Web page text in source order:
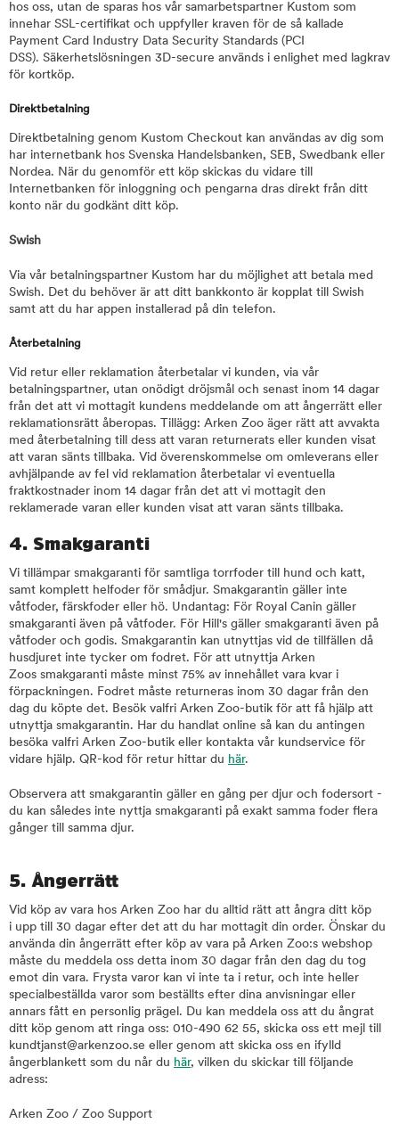
hos oss, utan de sparas hos vår samarbetspartner Kustom som
innehar SSL-certifikat och uppfyller kraven för de så kallade
Payment Card Industry Data Security Standards (PCI
DSS). Säkerhetslösningen 3D-secure används i enlighet med lagkrav
för kortköp.
Direktbetalning
Direktbetalning genom Kustom Checkout kan användas av dig som
har internetbank hos Svenska Handelsbanken, SEB, Swedbank eller
Nordea. När du genomför ett köp skickas du vidare till
Internetbanken för inloggning och pengarna dras direkt från ditt
konto när du godkänt ditt köp.
Swish
Via vår betalningspartner Kustom har du möjlighet att betala med
Swish. Det du behöver är att ditt bankkonto är kopplat till Swish
samt att du har appen installerad på din telefon.
Återbetalning
Vid retur eller reklamation återbetalar vi kunden, via vår
betalningspartner, utan onödigt dröjsmål och senast inom 14 dagar
från det att vi mottagit kundens meddelande om att ångerrätt eller
reklamationsrätt åberopas. Tillägg: Arken Zoo äger rätt att avvakta
med återbetalning till dess att varan returnerats eller kunden visat
att varan sänts tillbaka. Vid överenskommelse om omleverans eller
avhjälpande av fel vid reklamation återbetalar vi eventuella
fraktkostnader inom 14 dagar från det att vi mottagit den
reklamerade varan eller kunden visat att varan sänts tillbaka.
4. Smakgaranti
Vi tillämpar smakgaranti för samtliga torrfoder till hund och katt,
samt komplett helfoder för smådjur. Smakgarantin gäller inte
våtfoder, färskfoder eller hö. Undantag: För Royal Canin gäller
smakgaranti även på våtfoder. För Hill's gäller smakgaranti även på
våtfoder och godis. Smakgarantin kan utnyttjas vid de tillfällen då
husdjuret inte tycker om fodret. För att utnyttja Arken
Zoos smakgaranti måste minst 75% av innehållet vara kvar i
förpackningen. Fodret måste returneras inom 30 dagar från den
dag du köpte det. Besök valfri Arken Zoo-butik för att få hjälp att
utnyttja smakgarantin. Har du handlat online så kan du antingen
besöka valfri Arken Zoo-butik eller kontakta vår kundservice för
vidare hjälp. QR-kod för retur hittar du här.
Observera att smakgarantin gäller en gång per djur och fodersort -
du kan således inte nyttja smakgaranti på exakt samma foder flera
gånger till samma djur.
5. Ångerrätt
Vid köp av vara hos Arken Zoo har du alltid rätt att ångra ditt köp
i upp till 30 dagar efter det att du har mottagit din order. Önskar du
använda din ångerrätt efter köp av vara på Arken Zoo:s webshop
måste du meddela oss detta inom 30 dagar från den dag du tog
emot din vara. Frysta varor kan vi inte ta i retur, och inte heller
specialbeställda varor som beställts efter dina anvisningar eller
annars fått en personlig prägel. Du kan meddela oss att du ångrat
ditt köp genom att ringa oss: 010-490 62 55, skicka oss ett mejl till
kundtjanst@arkenzoo.se eller genom att skicka oss en ifylld
ångerblankett som du når du här, vilken du skickar till följande
adress:
Arken Zoo / Zoo Support